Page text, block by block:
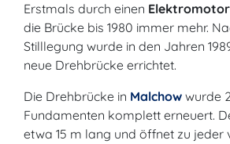
Erstmals durch einen Elektromotor
die Brücke bis 1980 immer mehr.
Stilllegung wurde in den Jahren
neue Drehbrücke errichtet.
Die Drehbrücke in Malchow wurde
Fundamenten komplett erneuert.
etwa 15 m lang und öffnet zu jeder